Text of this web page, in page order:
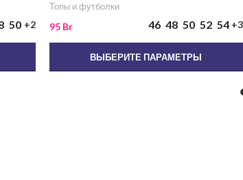
50 +2
Топы и футболки
95 Br 46 48 50 52 54 +3
ВЫБЕРИТЕ ПАРАМЕТРЫ